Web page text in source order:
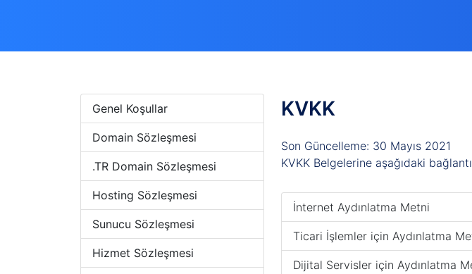
Genel Koşullar
Domain Sözleşmesi
.TR Domain Sözleşmesi
Hosting Sözleşmesi
Sunucu Sözleşmesi
Hizmet Sözleşmesi
KVKK
Son Güncelleme: 30 Mayıs 2021
KVKK Belgelerine aşağıdaki
İnternet Aydınlatma Metni
Ticari İşlemler için Aydınlatma
Dijital Servisler için Aydınlatma